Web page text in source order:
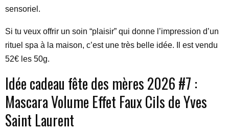
sensoriel.
Si tu veux offrir un soin “plaisir” qui donne l’impression d’un
rituel spa à la maison, c’est une très belle idée. Il est vendu
52€ les 50g.
Idée cadeau fête des mères 2026 #7 :
Mascara Volume Effet Faux Cils de Yves
Saint Laurent